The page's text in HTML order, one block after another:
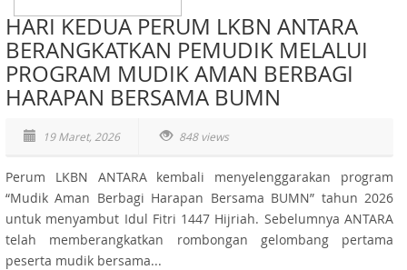
HARI KEDUA PERUM LKBN ANTARA
BERANGKATKAN PEMUDIK MELALUI
PROGRAM MUDIK AMAN BERBAGI
HARAPAN BERSAMA BUMN
19 Maret, 2026 848 views
Perum LKBN ANTARA kembali menyelenggarakan program
“Mudik Aman Berbagi Harapan Bersama BUMN” tahun 2026
untuk menyambut Idul Fitri 1447 Hijriah. Sebelumnya ANTARA
telah memberangkatkan rombongan gelombang pertama
peserta mudik bersama...